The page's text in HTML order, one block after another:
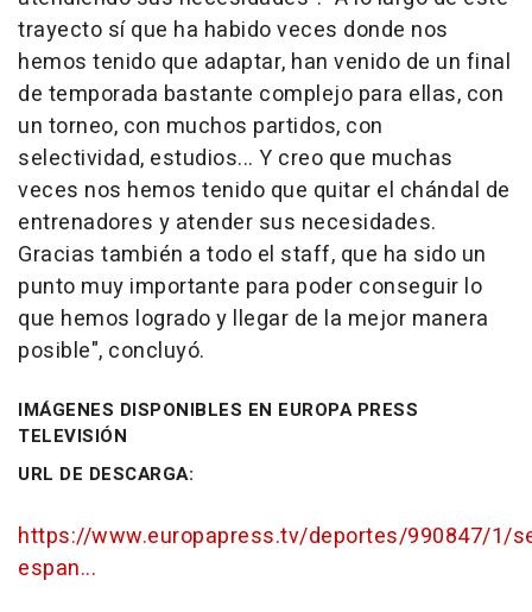
trayecto sí que ha habido veces donde nos
hemos tenido que adaptar, han venido de un final
de temporada bastante complejo para ellas, con
un torneo, con muchos partidos, con
selectividad, estudios... Y creo que muchas
veces nos hemos tenido que quitar el chándal de
entrenadores y atender sus necesidades.
Gracias también a todo el staff, que ha sido un
punto muy importante para poder conseguir lo
que hemos logrado y llegar de la mejor manera
posible", concluyó.
IMÁGENES DISPONIBLES EN EUROPA PRESS
TELEVISIÓN
URL DE DESCARGA:
https://www.europapress.tv/deportes/990847/1/
espan...